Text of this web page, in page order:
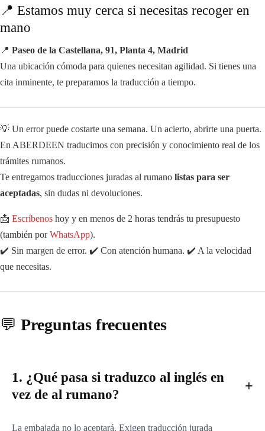
📍 Estamos muy cerca si necesitas recoger en
mano
📍 Paseo de la Castellana, 91, Planta 4, Madrid
Una ubicación cómoda para quienes necesitan agilidad. Si tienes una
cita inminente, te preparamos la traducción a tiempo.
💡 Un error puede costarte una semana. Un acierto, abrirte una puerta.
En ABERDEEN traducimos con precisión y conocimiento real de los
trámites rumanos.
Te entregamos traducciones juradas al rumano listas para ser
aceptadas, sin dudas ni devoluciones.
📩 Escríbenos hoy y en menos de 2 horas tendrás tu presupuesto
(también porWhatsApp).
✔️ Sin margen de error. ✔️ Con atención humana. ✔️ A la velocidad
que necesitas.
💬 Preguntas frecuentes
1. ¿Qué pasa si traduzco al inglés en
vez de al rumano?
La embajada no lo aceptará. Exigen traducción jurada